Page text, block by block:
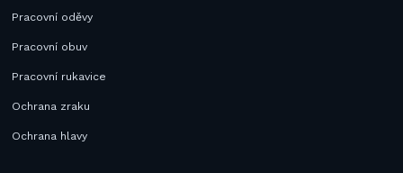
Pracovní oděvy
Pracovní obuv
Pracovní rukavice
Ochrana zraku
Ochrana hlavy